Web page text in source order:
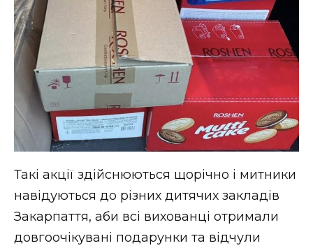
Такі акції здійснюються щорічно і митники
навідуються до різних дитячих закладів
Закарпаття, аби всі вихованці отримали
довгоочікувані подарунки та відчули